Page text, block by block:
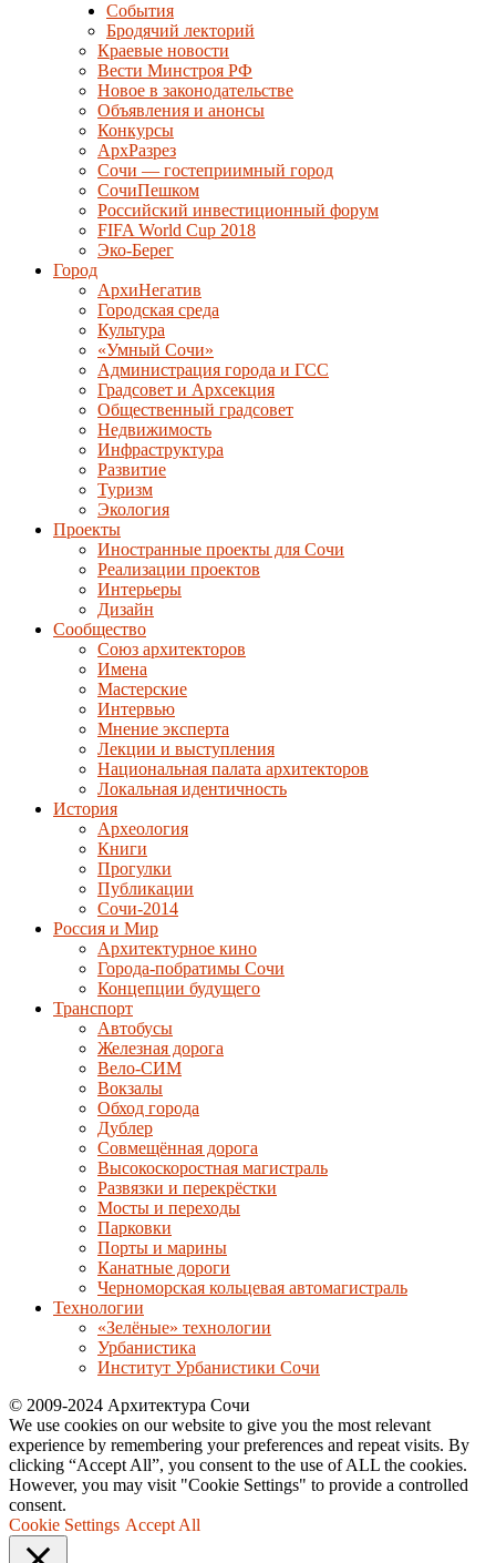
События
Бродячий лекторий
Краевые новости
Вести Минстроя РФ
Новое в законодательстве
Объявления и анонсы
Конкурсы
АрхРазрез
Сочи — гостеприимный город
СочиПешком
Российский инвестиционный форум
FIFA World Cup 2018
Эко-Берег
Город
АрхиНегатив
Городская среда
Культура
«Умный Сочи»
Администрация города и ГСС
Градсовет и Архсекция
Общественный градсовет
Недвижимость
Инфраструктура
Развитие
Туризм
Экология
Проекты
Иностранные проекты для Сочи
Реализации проектов
Интерьеры
Дизайн
Сообщество
Союз архитекторов
Имена
Мастерские
Интервью
Мнение эксперта
Лекции и выступления
Национальная палата архитекторов
Локальная идентичность
История
Археология
Книги
Прогулки
Публикации
Сочи-2014
Россия и Мир
Архитектурное кино
Города-побратимы Сочи
Концепции будущего
Транспорт
Автобусы
Железная дорога
Вело-СИМ
Вокзалы
Обход города
Дублер
Совмещённая дорога
Высокоскоростная магистраль
Развязки и перекрёстки
Мосты и переходы
Парковки
Порты и марины
Канатные дороги
Черноморская кольцевая автомагистраль
Технологии
«Зелёные» технологии
Урбанистика
Институт Урбанистики Сочи
© 2009-2024 Архитектура Сочи
We use cookies on our website to give you the most relevant
experience by remembering your preferences and repeat visits. By
clicking “Accept All”, you consent to the use of ALL the cookies.
However, you may visit "Cookie Settings" to provide a controlled
consent.
Cookie Settings Accept All